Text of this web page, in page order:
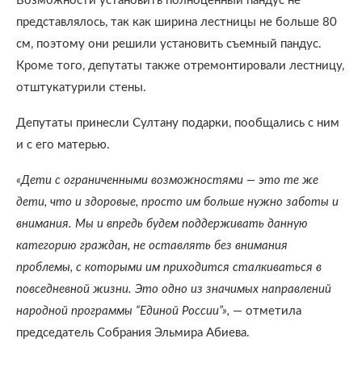
представлялось, так как ширина лестницы не больше 80
см, поэтому они решили установить съемный пандус.
Кроме того, депутаты также отремонтировали лестницу,
отштукатурили стены.
Депутаты принесли Султану подарки, пообщались с ним
и с его матерью.
«Дети с ограниченными возможностями — это те же
дети, что и здоровые, просто им больше нужно заботы и
внимания. Мы и впредь будем поддерживать данную
категорию граждан, не оставлять без внимания
проблемы, с которыми им приходится сталкиваться в
повседневной жизни. Это одно из значимых направлений
народной программы “Единой России”», — отметила
председатель Собрания Эльмира Абиева.